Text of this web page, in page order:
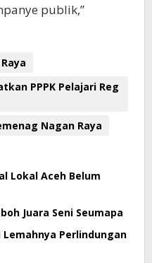
publik,”
PPPK Pelajari Reg
Nagan Raya
Lokal Aceh Belum
Juara Seni Seumapa
Perlindungan